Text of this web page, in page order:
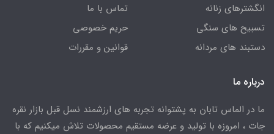
انگشترهای زنانه
تسبیح های سنگی
دستبند های مردانه
تماس با ما
حریم خصوصی
قوانین و مقررات
درباره ما
ما در الماس تابان به پشتوانه تجربه های ارزشمند نسل قبل بازار نقره
جات ، امروزه با تولید و عرضه مستقیم محصولات تلاش میکنیم که با